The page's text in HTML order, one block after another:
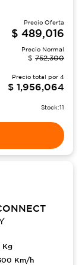
Precio Oferta
$ 489,016
Precio Normal
$ 752,300
Precio total por 4
$ 1,956,064
Stock:11
Kg
Km/h